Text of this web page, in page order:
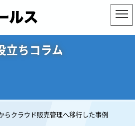
立ちコラム
らクラウド販売管理へ移行した事例